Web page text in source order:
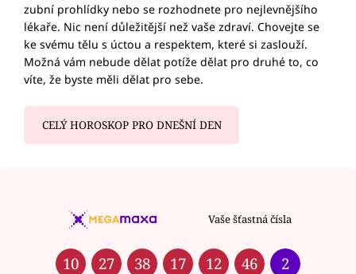
zubní prohlídky nebo se rozhodnete pro nejlevnějšího
lékaře. Nic není důležitější než vaše zdraví. Chovejte se
ke svému tělu s úctou a respektem, které si zaslouží.
Možná vám nebude dělat potíže dělat pro druhé to, co
víte, že byste měli dělat pro sebe.
CELÝ HOROSKOP PRO DNEŠNÍ DEN
Vaše šťastná čísla
10 27 38 17 12 46 2